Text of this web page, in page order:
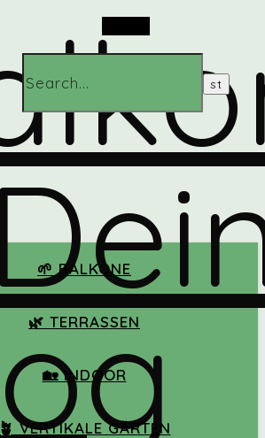
🌱 BALKONE
🌿 TERRASSEN
🏡 INDOOR
🪴 VERTIKALE GÄRTEN